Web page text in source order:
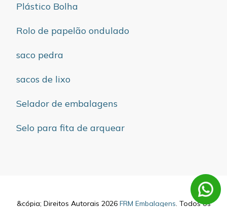
Plástico Bolha
Rolo de papelão ondulado
saco pedra
sacos de lixo
Selador de embalagens
Selo para fita de arquear
&cópia; Direitos Autorais 2026 FRM Embalagens. Todos os